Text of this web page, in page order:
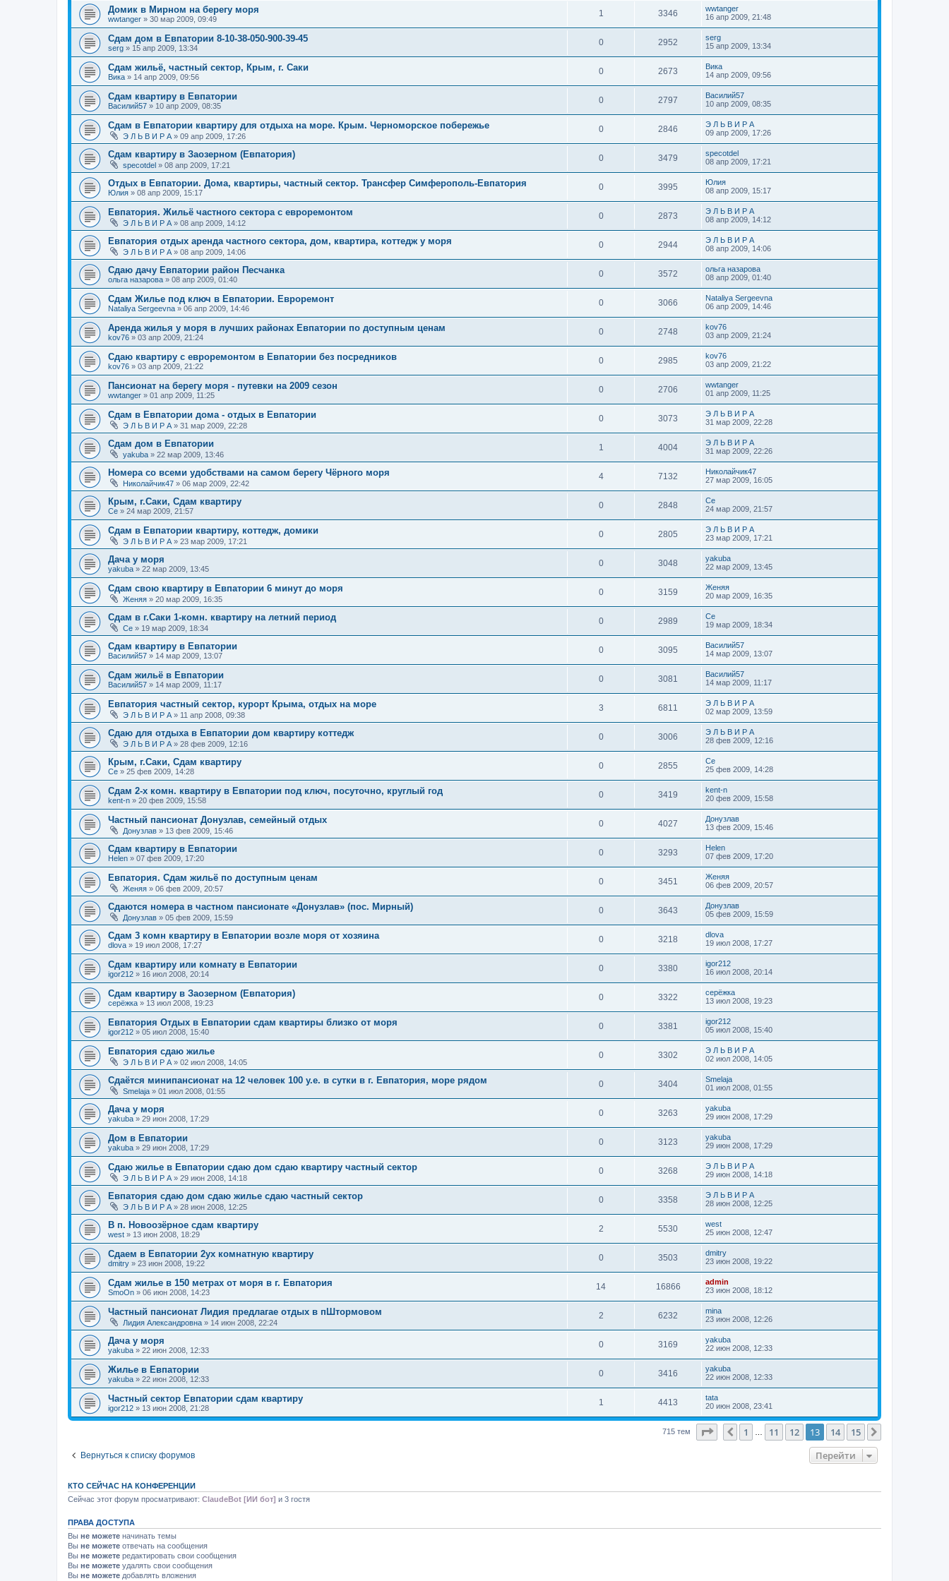
Домик в Мирном на берегу моря
wwtanger » 30 мар 2009, 09:49
1 3346
wwtanger
16 апр 2009, 21:48
Сдам дом в Евпатории 8-10-38-050-900-39-45
serg » 15 апр 2009, 13:34
0 2952
serg
15 апр 2009, 13:34
Сдам жильё, частный сектор, Крым, г. Саки
Вика » 14 апр 2009, 09:56
0 2673
Вика
14 апр 2009, 09:56
Сдам квартиру в Евпатории
Василий57 » 10 апр 2009, 08:35
0 2797
Василий57
10 апр 2009, 08:35
Сдам в Евпатории квартиру для отдыха на море. Крым. Черноморское побережье
Э Л Ь В И Р А » 09 апр 2009, 17:26
0 2846
Э Л Ь В И Р А
09 апр 2009, 17:26
Сдам квартиру в Заозерном (Евпатория)
specotdel » 08 апр 2009, 17:21
0 3479
specotdel
08 апр 2009, 17:21
Отдых в Евпатории. Дома, квартиры, частный сектор. Трансфер Симферополь-Евпатория
Юлия » 08 апр 2009, 15:17
0 3995
Юлия
08 апр 2009, 15:17
Евпатория. Жильё частного сектора с евроремонтом
Э Л Ь В И Р А » 08 апр 2009, 14:12
0 2873
Э Л Ь В И Р А
08 апр 2009, 14:12
Евпатория отдых аренда частного сектора, дом, квартира, коттедж у моря
Э Л Ь В И Р А » 08 апр 2009, 14:06
0 2944
Э Л Ь В И Р А
08 апр 2009, 14:06
Сдаю дачу Евпатории район Песчанка
ольга назарова » 08 апр 2009, 01:40
0 3572
ольга назарова
08 апр 2009, 01:40
Сдам Жилье под ключ в Евпатории. Евроремонт
Nataliya Sergeevna » 06 апр 2009, 14:46
0 3066
Nataliya Sergeevna
06 апр 2009, 14:46
Аренда жилья у моря в лучших районах Евпатории по доступным ценам
kov76 » 03 апр 2009, 21:24
0 2748
kov76
03 апр 2009, 21:24
Сдаю квартиру с евроремонтом в Евпатории без посредников
kov76 » 03 апр 2009, 21:22
0 2985
kov76
03 апр 2009, 21:22
Пансионат на берегу моря - путевки на 2009 сезон
wwtanger » 01 апр 2009, 11:25
0 2706
wwtanger
01 апр 2009, 11:25
Сдам в Евпатории дома - отдых в Евпатории
Э Л Ь В И Р А » 31 мар 2009, 22:28
0 3073
Э Л Ь В И Р А
31 мар 2009, 22:28
Сдам дом в Евпатории
yakuba » 22 мар 2009, 13:46
1 4004
Э Л Ь В И Р А
31 мар 2009, 22:26
Номера со всеми удобствами на самом берегу Чёрного моря
Николайчик47 » 06 мар 2009, 22:42
4 7132
Николайчик47
27 мар 2009, 16:05
Крым, г.Саки, Сдам квартиру
Се » 24 мар 2009, 21:57
0 2848
Се
24 мар 2009, 21:57
Сдам в Евпатории квартиру, коттедж, домики
Э Л Ь В И Р А » 23 мар 2009, 17:21
0 2805
Э Л Ь В И Р А
23 мар 2009, 17:21
Дача у моря
yakuba » 22 мар 2009, 13:45
0 3048
yakuba
22 мар 2009, 13:45
Сдам свою квартиру в Евпатории 6 минут до моря
Женяя » 20 мар 2009, 16:35
0 3159
Женяя
20 мар 2009, 16:35
Сдам в г.Саки 1-комн. квартиру на летний период
Се » 19 мар 2009, 18:34
0 2989
Се
19 мар 2009, 18:34
Сдам квартиру в Евпатории
Василий57 » 14 мар 2009, 13:07
0 3095
Василий57
14 мар 2009, 13:07
Сдам жильё в Евпатории
Василий57 » 14 мар 2009, 11:17
0 3081
Василий57
14 мар 2009, 11:17
Евпатория частный сектор, курорт Крыма, отдых на море
Э Л Ь В И Р А » 11 апр 2008, 09:38
3 6811
Э Л Ь В И Р А
02 мар 2009, 13:59
Сдаю для отдыха в Евпатории дом квартиру коттедж
Э Л Ь В И Р А » 28 фев 2009, 12:16
0 3006
Э Л Ь В И Р А
28 фев 2009, 12:16
Крым, г.Саки, Сдам квартиру
Се » 25 фев 2009, 14:28
0 2855
Се
25 фев 2009, 14:28
Сдам 2-х комн. квартиру в Евпатории под ключ, посуточно, круглый год
kent-n » 20 фев 2009, 15:58
0 3419
kent-n
20 фев 2009, 15:58
Частный пансионат Донузлав, семейный отдых
Донузлав » 13 фев 2009, 15:46
0 4027
Донузлав
13 фев 2009, 15:46
Сдам квартиру в Евпатории
Helen » 07 фев 2009, 17:20
0 3293
Helen
07 фев 2009, 17:20
Евпатория. Сдам жильё по доступным ценам
Женяя » 06 фев 2009, 20:57
0 3451
Женяя
06 фев 2009, 20:57
Сдаются номера в частном пансионате «Донузлав» (пос. Мирный)
Донузлав » 05 фев 2009, 15:59
0 3643
Донузлав
05 фев 2009, 15:59
Cдам 3 комн квартиру в Евпатории возле моря от хозяина
dlova » 19 июл 2008, 17:27
0 3218
dlova
19 июл 2008, 17:27
Сдам квартиру или комнату в Евпатории
igor212 » 16 июл 2008, 20:14
0 3380
igor212
16 июл 2008, 20:14
Сдам квартиру в Заозерном (Евпатория)
серёжка » 13 июл 2008, 19:23
0 3322
серёжка
13 июл 2008, 19:23
Евпатория Отдых в Евпатории сдам квартиры близко от моря
igor212 » 05 июл 2008, 15:40
0 3381
igor212
05 июл 2008, 15:40
Евпатория сдаю жилье
Э Л Ь В И Р А » 02 июл 2008, 14:05
0 3302
Э Л Ь В И Р А
02 июл 2008, 14:05
Сдаётся минипансионат на 12 человек 100 у.е. в сутки в г. Евпатория, море рядом
Smelaja » 01 июл 2008, 01:55
0 3404
Smelaja
01 июл 2008, 01:55
Дача у моря
yakuba » 29 июн 2008, 17:29
0 3263
yakuba
29 июн 2008, 17:29
Дом в Евпатории
yakuba » 29 июн 2008, 17:29
0 3123
yakuba
29 июн 2008, 17:29
Сдаю жилье в Евпатории сдаю дом сдаю квартиру частный сектор
Э Л Ь В И Р А » 29 июн 2008, 14:18
0 3268
Э Л Ь В И Р А
29 июн 2008, 14:18
Евпатория сдаю дом сдаю жилье сдаю частный сектор
Э Л Ь В И Р А » 28 июн 2008, 12:25
0 3358
Э Л Ь В И Р А
28 июн 2008, 12:25
В п. Новоозёрное сдам квартиру
west » 13 июн 2008, 18:29
2 5530
west
25 июн 2008, 12:47
Сдаем в Евпатории 2ух комнатную квартиру
dmitry » 23 июн 2008, 19:22
0 3503
dmitry
23 июн 2008, 19:22
Сдам жилье в 150 метрах от моря в г. Евпатория
SmoOn » 06 июн 2008, 14:23
14 16866
admin
23 июн 2008, 18:12
Частный пансионат Лидия предлагае отдых в пШтормовом
Лидия Александровна » 14 июн 2008, 22:24
2 6232
mina
23 июн 2008, 12:26
Дача у моря
yakuba » 22 июн 2008, 12:33
0 3169
yakuba
22 июн 2008, 12:33
Жилье в Евпатории
yakuba » 22 июн 2008, 12:33
0 3416
yakuba
22 июн 2008, 12:33
Частный сектор Евпатории сдам квартиру
igor212 » 13 июн 2008, 21:28
1 4413
tata
20 июн 2008, 23:41
715 тем Страница 13из 15
Пред.
1 11 12 13 14 15
Вернуться к списку форумов Перейти
КТО СЕЙЧАС НА КОНФЕРЕНЦИИ
Сейчас этот форум просматривают: ClaudeBot [ИИ бот] и 3 гостя
ПРАВА ДОСТУПА
Вы не можете начинать темы
Вы не можете отвечать на сообщения
Вы не можете редактировать свои сообщения
Вы не можете удалять свои сообщения
Вы не можете добавлять вложения